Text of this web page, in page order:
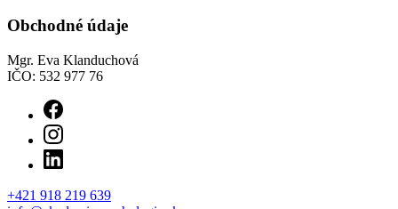
Obchodné údaje
Mgr. Eva Klanduchová
IČO: 532 977 76
+421 918 219 639